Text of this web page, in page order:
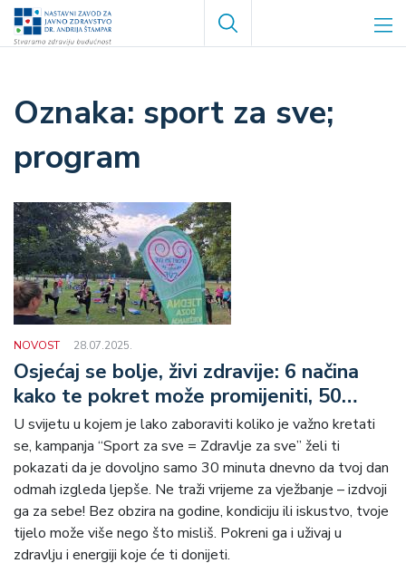
Skoči
Search
sport za sve;
program
NOVOST 28.07.2025.
Osjećaj se bolje, živi zdravije: 6 načina
kako te pokret može promijeniti, 50
lokacija besplatnog vježbanja
U svijetu u kojem je lako zaboraviti koliko je važno kretati
se, kampanja “Sport za sve = Zdravlje za sve” želi ti
pokazati da je dovoljno samo 30 minuta dnevno da tvoj dan
odmah izgleda ljepše. Ne traži vrijeme za vježbanje – izdvoji
ga za sebe! Bez obzira na godine, kondiciju ili iskustvo, tvoje
tijelo može više nego što misliš. Pokreni ga i uživaj u
zdravlju i energiji koje će ti donijeti.